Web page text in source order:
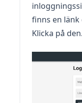
finns en
Klicka på den.